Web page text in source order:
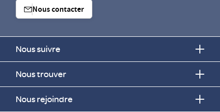
Nous contacter
Nous suivre
Nous trouver
Nous rejoindre